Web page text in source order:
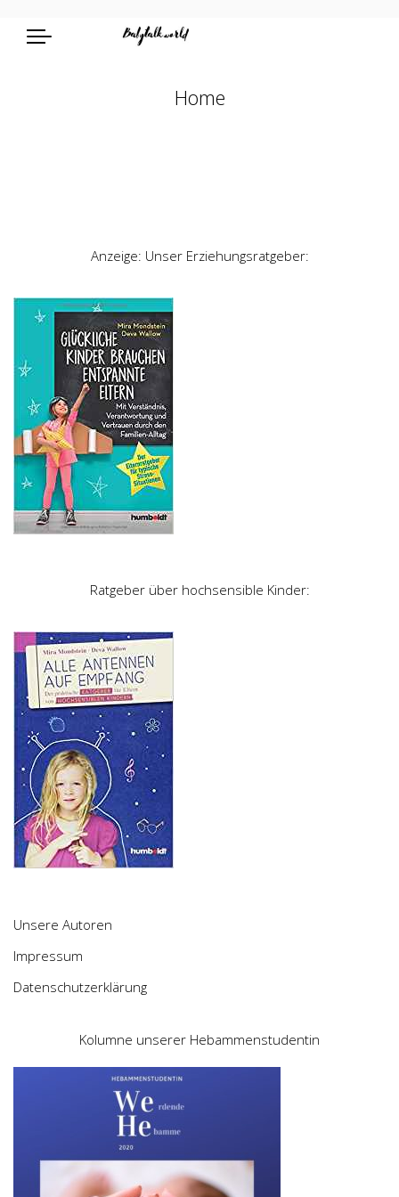
Home
Anzeige: Unser Erziehungsratgeber:
Ratgeber über hochsensible Kinder:
Unsere Autoren
Impressum
Datenschutzerklärung
Kolumne unserer Hebammenstudentin